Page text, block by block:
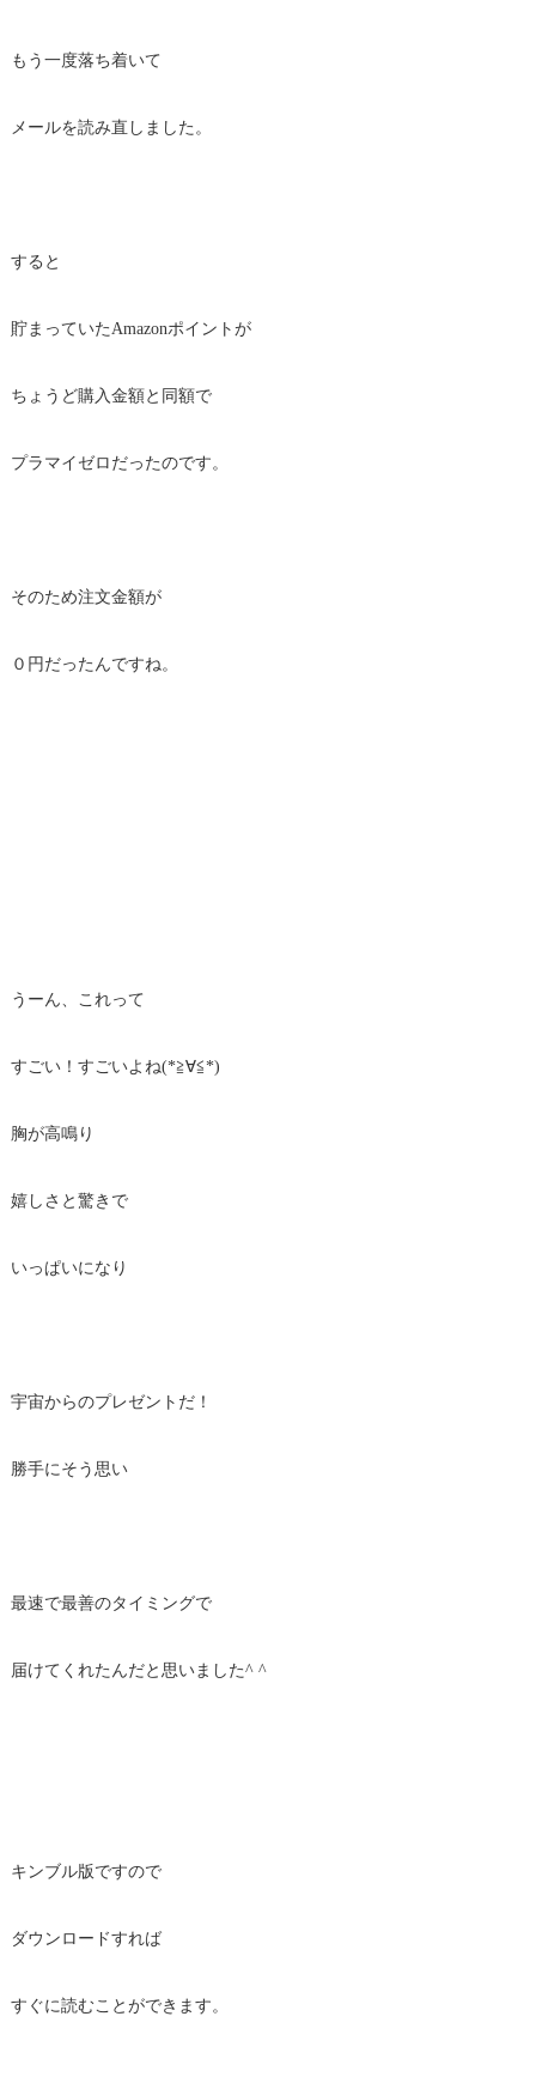
もう一度落ち着いて
メールを読み直しました。
すると
貯まっていたAmazonポイントが
ちょうど購入金額と同額で
プラマイゼロだったのです。
そのため注文金額が
０円だったんですね。
うーん、これって
すごい！すごいよね(*≧∀≦*)
胸が高鳴り
嬉しさと驚きで
いっぱいになり
宇宙からのプレゼントだ！
勝手にそう思い
最速で最善のタイミングで
届けてくれたんだと思いました^ ^
キンブル版ですので
ダウンロードすれば
すぐに読むことができます。